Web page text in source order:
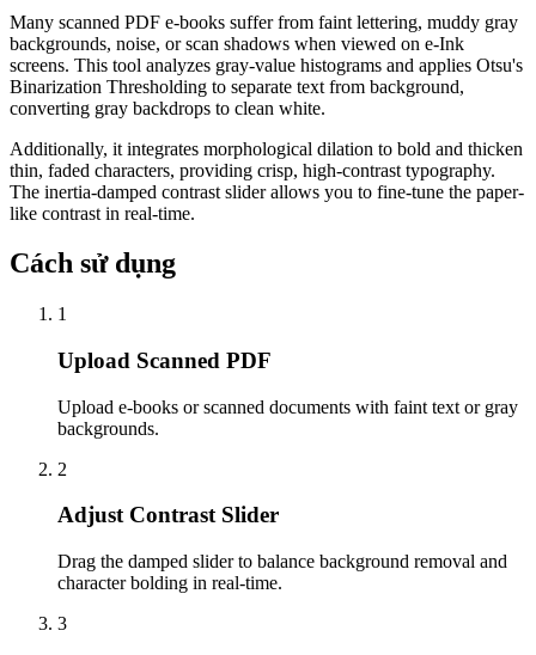
Many scanned PDF e-books suffer from faint lettering, muddy gray
backgrounds, noise, or scan shadows when viewed on e-Ink
screens. This tool analyzes gray-value histograms and applies Otsu's
Binarization Thresholding to separate text from background,
converting gray backdrops to clean white.
Additionally, it integrates morphological dilation to bold and thicken
thin, faded characters, providing crisp, high-contrast typography.
The inertia-damped contrast slider allows you to fine-tune the paper-
like contrast in real-time.
Cách sử dụng
1
Upload Scanned PDF
Upload e-books or scanned documents with faint text or gray
backgrounds.
2
Adjust Contrast Slider
Drag the damped slider to balance background removal and
character bolding in real-time.
3